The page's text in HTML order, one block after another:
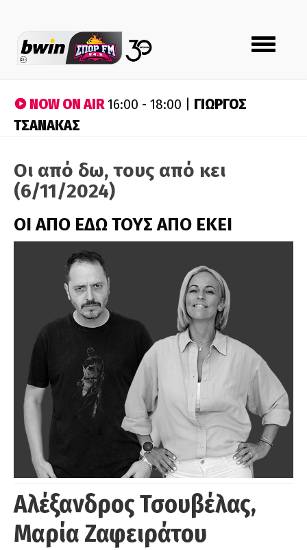
Toggle
navigation
NOW ON AIR16:00 - 18:00 | ΓΙΩΡΓΟΣ
ΤΣΑΝΑΚΑΣ
Οι από δω, τους από κει
(6/11/2024)
ΟΙ ΑΠΟ ΕΔΩ ΤΟΥΣ ΑΠΟ ΕΚΕΙ
Αλέξανδρος Τσουβέλας,
Μαρία Ζαφειράτου